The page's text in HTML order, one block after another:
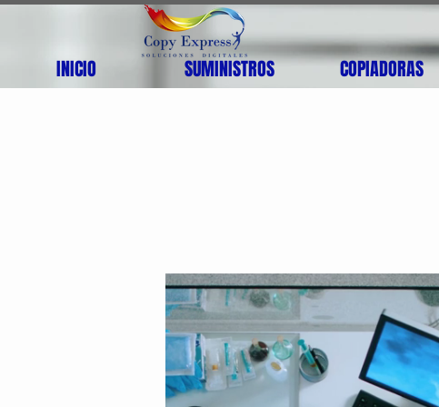
INICIO SUMINISTROS COPIADORAS